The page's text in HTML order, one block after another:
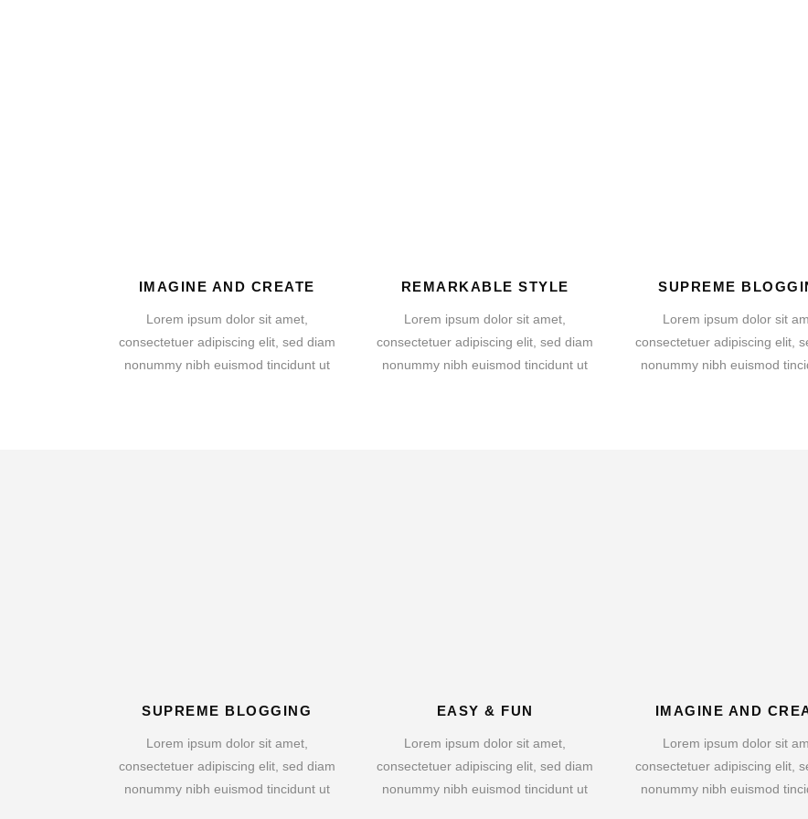
IMAGINE AND CREATE
Lorem ipsum dolor sit amet,
consectetuer adipiscing elit, sed diam
nonummy nibh euismod tincidunt ut
REMARKABLE STYLE
Lorem ipsum dolor sit amet,
consectetuer adipiscing elit, sed diam
nonummy nibh euismod tincidunt ut
SUPREME
Lorem ipsum dolor sit
consectetuer adipiscing elit,
nonummy nibh euismod
SUPREME BLOGGING
Lorem ipsum dolor sit amet,
consectetuer adipiscing elit, sed diam
nonummy nibh euismod tincidunt ut
EASY & FUN
Lorem ipsum dolor sit amet,
consectetuer adipiscing elit, sed diam
nonummy nibh euismod tincidunt ut
IMAGINE AND
Lorem ipsum dolor sit
consectetuer adipiscing elit,
nonummy nibh euismod